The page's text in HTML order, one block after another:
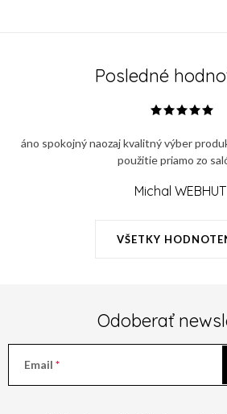
Posledné
VŠETKY
áno spokojný naozaj kvalitný výber
použitie priamo zo
Michal WEBHUT
Odoberať
Email